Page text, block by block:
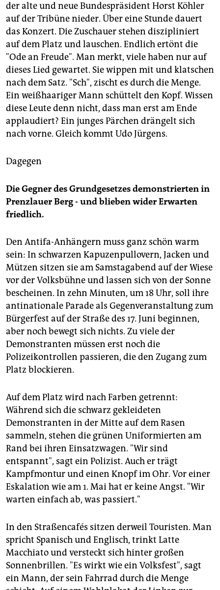
der alte und neue Bundespräsident Horst Köhler
auf der Tribüne nieder. Über eine Stunde dauert
das Konzert. Die Zuschauer stehen diszipliniert
auf dem Platz und lauschen. Endlich ertönt die
"Ode an Freude". Man merkt, viele haben nur auf
dieses Lied gewartet. Sie wippen mit und klatschen
nach dem Satz. "Sch", zischt es durch die Menge.
Ein weißhaariger Mann schüttelt den Kopf. Wissen
diese Leute denn nicht, dass man erst am Ende
applaudiert? Ein junges Pärchen drängelt sich
nach vorne. Gleich kommt Udo Jürgens.
Dagegen
Die Gegner des Grundgesetzes demonstrierten in
Prenzlauer Berg - und blieben wider Erwarten
friedlich.
Den Antifa-Anhängern muss ganz schön warm
sein: In schwarzen Kapuzenpullovern, Jacken und
Mützen sitzen sie am Samstagabend auf der Wiese
vor der Volksbühne und lassen sich von der Sonne
bescheinen. In zehn Minuten, um 18 Uhr, soll ihre
antinationale Parade als Gegenveranstaltung zum
Bürgerfest auf der Straße des 17. Juni beginnen,
aber noch bewegt sich nichts. Zu viele der
Demonstranten müssen erst noch die
Polizeikontrollen passieren, die den Zugang zum
Platz blockieren.
Auf dem Platz wird nach Farben getrennt:
Während sich die schwarz gekleideten
Demonstranten in der Mitte auf dem Rasen
sammeln, stehen die grünen Uniformierten am
Rand bei ihren Einsatzwagen. "Wir sind
entspannt", sagt ein Polizist. Auch er trägt
Kampfmontur und einen Knopf im Ohr. Vor einer
Eskalation wie am 1. Mai hat er keine Angst. "Wir
warten einfach ab, was passiert."
In den Straßencafés sitzen derweil Touristen. Man
spricht Spanisch und Englisch, trinkt Latte
Macchiato und versteckt sich hinter großen
Sonnenbrillen. "Es wirkt wie ein Volksfest", sagt
ein Mann, der sein Fahrrad durch die Menge